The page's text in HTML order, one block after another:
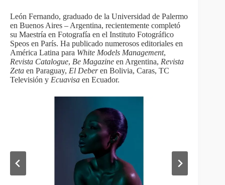
León Fernando, graduado de la Universidad de Palermo
en Buenos Aires – Argentina, recientemente completó
su Maestría en Fotografía en el Instituto Fotográfico
Speos en París. Ha publicado numerosos editoriales en
América Latina para White Models Management,
Revista Catalogue, Be Magazine en Argentina, Revista
Zeta en Paraguay, El Deberen Bolivia, Caras, TC
Televisión y Ecuavisa en Ecuador.